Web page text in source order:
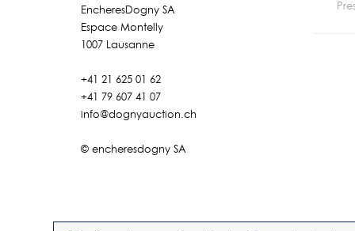
EncheresDogny SA
Espace Montelly
1007 Lausanne
+41 21 625 01 62
+41 79 607 41 07
info@dognyauction.ch
© encheresdogny SA